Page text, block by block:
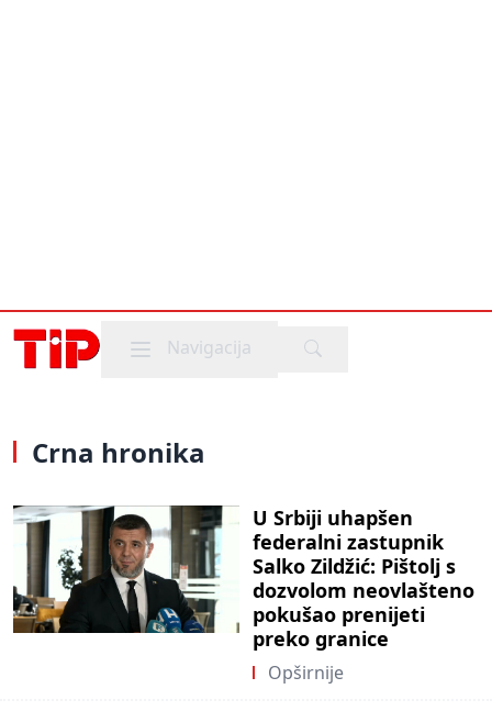
Mobile menu
Navigacija
Crna hronika
U Srbiji uhapšen
federalni zastupnik
Salko Zildžić: Pištolj s
dozvolom neovlašteno
pokušao prenijeti
preko granice
Opširnije